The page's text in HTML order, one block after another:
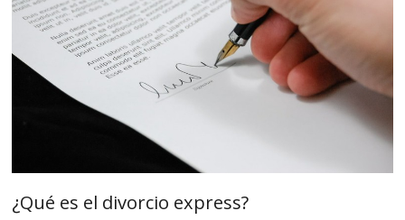
¿Qué es el divorcio express?